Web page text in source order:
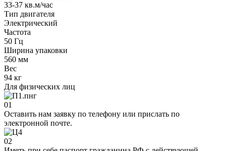
33-37 кв.м/час
Тип двигателя
Электрический
Частота
50 Гц
Ширина упаковки
560 мм
Вес
94 кг
Для физических лиц
01
Оставить нам заявку по телефону или прислать по
электронной почте.
02